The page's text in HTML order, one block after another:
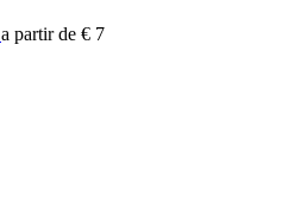
a partir de € 7